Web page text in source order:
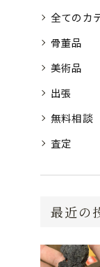
全てのカ
骨董品
美術品
出張
無料相談
査定
最近の